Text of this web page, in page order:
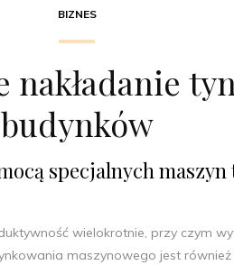
BIZNES
nakładanie
budynków
specjalnych
wielokrotnie, przy czym
maszynowego jest